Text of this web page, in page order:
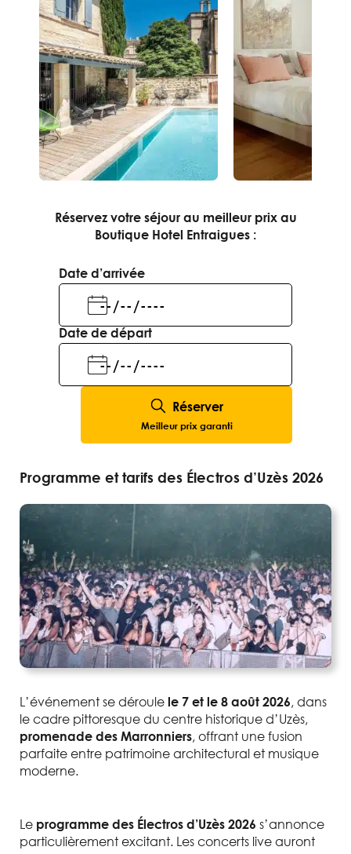
Réservez votre séjour au meilleur prix au
Boutique Hotel Entraigues :
Date d’arrivée
Date de départ
Réserver
Meilleur prix garanti
Programme et tarifs des Électros d’Uzès 2026
L’événement se déroule le 7 et le 8 août 2026, dans
le cadre pittoresque du centre historique d’Uzès,
promenade des Marronniers, offrant une fusion
parfaite entre patrimoine architectural et musique
moderne.
Le programme des Électros d’Uzès 2026 s’annonce
particulièrement excitant. Les concerts live auront